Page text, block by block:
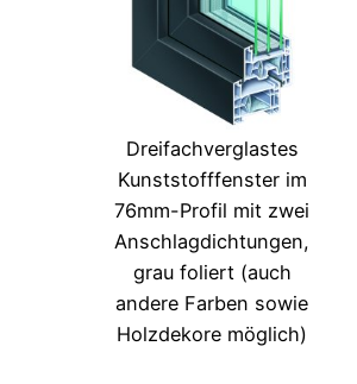
Dreifachverglastes
Kunststofffenster im
76mm-Profil mit zwei
Anschlagdichtungen,
grau foliert (auch
andere Farben sowie
Holzdekore möglich)